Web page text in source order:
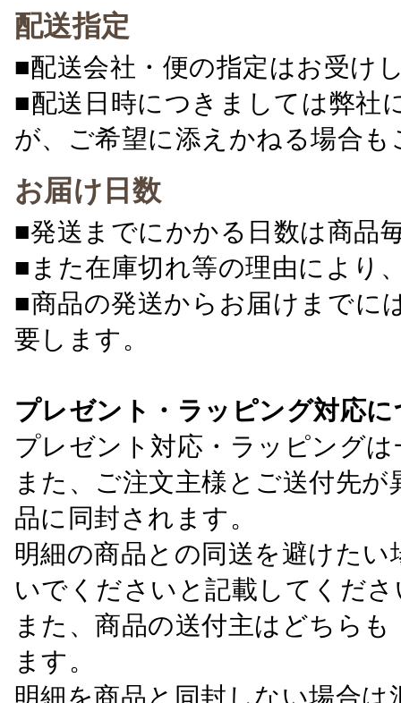
配送指定
■配送会社・便の指定はお受け
■配送日時につきましては弊社
が、ご希望に添えかねる場合
お届け日数
■発送までにかかる日数は商品
■また在庫切れ等の理由により
■商品の発送からお届けまでに
要します。
プレゼント・ラッピング対応
プレゼント対応・ラッピング
また、ご注文主様とご送付先
品に同封されます。
明細の商品との同送を避けた
いでくださいと記載してくださ
また、商品の送付主はどちら
ます。
明細を商品と同封しない場合